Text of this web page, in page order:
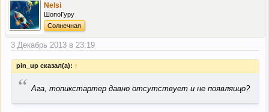
Nelsi
ШопоГуру
Солнечная
3 Декабрь 2013 в 23:19
pin_up сказал(а): ↑
“ Ага, топикстартер давно отсутствует и не появляицо?